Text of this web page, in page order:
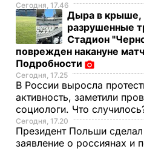
Сегодня, 17.46
Дыра в крыше,
разрушенные
Стадион
поврежден накануне
Подробности
Сегодня, 17.25
В России выросла
активность, заметили
социологи. Что
Сегодня, 17.20
Президент Польши
заявление о россиянах и